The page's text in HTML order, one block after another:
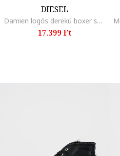
DIESEL
Damien logós derekú boxer szett - 3 db, Fekete/Világosszürke/Ezüstszín
17.399 Ft